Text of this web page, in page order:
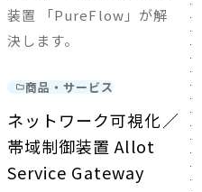
装置 「PureFlow」が解
決します。
商品・サービス
ネットワーク可視化／
帯域制御装置 Allot
Service Gateway